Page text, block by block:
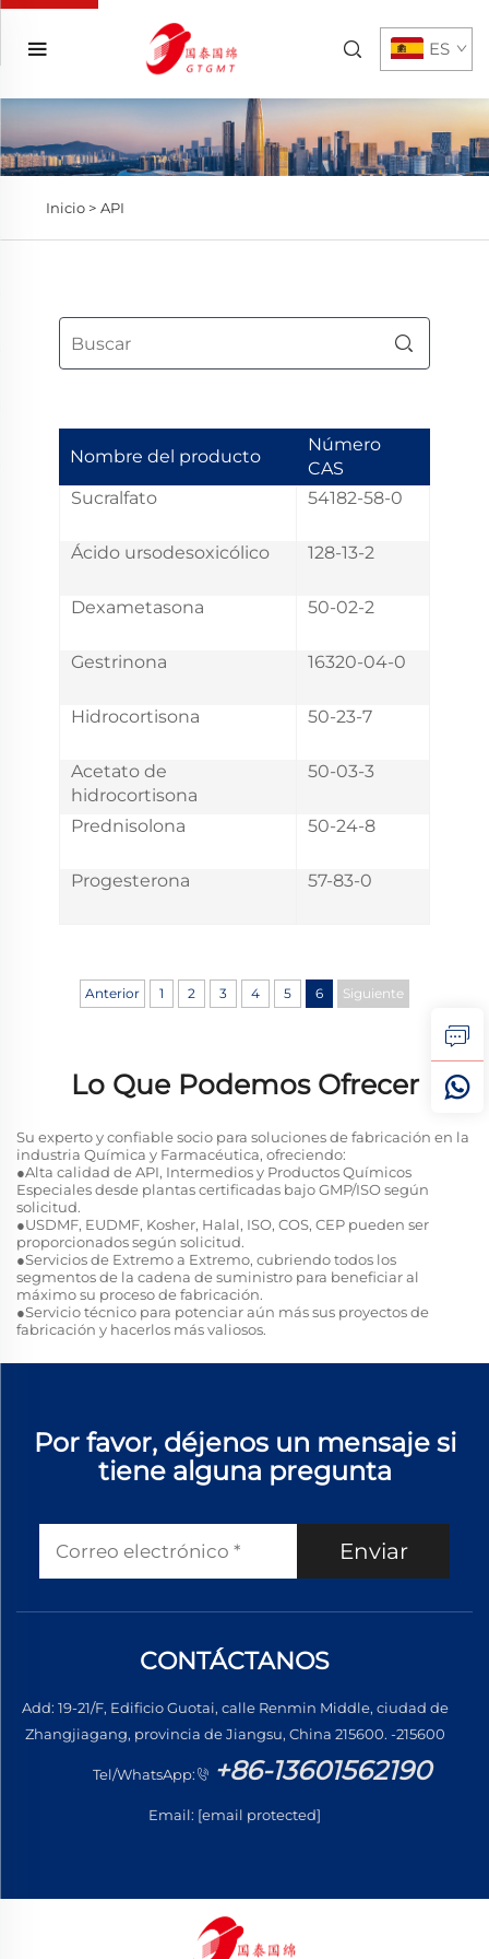
ES
Inicio > API
Nombre del producto
Número
CAS
Sucralfato
54182-58-0
Ácido ursodesoxicólico 128-13-2
Dexametasona 50-02-2
Gestrinona 16320-04-0
Hidrocortisona 50-23-7
Acetato de
hidrocortisona
50-03-3
Prednisolona 50-24-8
Progesterona 57-83-0
Anterior 1 2 3 4 5 6 Siguiente
Lo Que Podemos Ofrecer
Su experto y confiable socio para soluciones de fabricación en la
industria Química y Farmacéutica, ofreciendo:
●Alta calidad de API, Intermedios y Productos Químicos
Especiales desde plantas certificadas bajo GMP/ISO según
solicitud.
●USDMF, EUDMF, Kosher, Halal, ISO, COS, CEP pueden ser
proporcionados según solicitud.
●Servicios de Extremo a Extremo, cubriendo todos los
segmentos de la cadena de suministro para beneficiar al
máximo su proceso de fabricación.
●Servicio técnico para potenciar aún más sus proyectos de
fabricación y hacerlos más valiosos.
Por favor, déjenos un mensaje si
tiene alguna pregunta
Enviar
CONTÁCTANOS
Add: 19-21/F, Edificio Guotai, calle Renmin Middle, ciudad de
Zhangjiagang, provincia de Jiangsu, China 215600. -215600
Tel/WhatsApp: +86-13601562190
Email: [email protected]